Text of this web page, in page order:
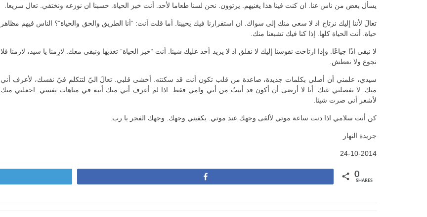
يسأل بعض من ناس عنا. ان كنت فينا هذا يغنيهم. يرتوون. نحن لسنا طعاما لأحد. أنت خبز الحياة. حسبنا ان نوزعه ونختفي. تعال سريعا.
تعالَ لأننا إليك نرتاح اذ لا سعي منك إلى سواك. ان استقرارنا فيك يحيينا. أما قلت أنت: “أنا الطريق والحق والحياة”؟ الناس فيهم مظاهر
حياة. أنت الحياة كلها. إذا كنا فيك تشبعنا منك.
لا نبقى اذًا جياعًا. وإذا ارتاحت نفوسنا إليك لا نقلق اذ لا يزيد أحد عليك شيئا. أنت “خبز الحياة” تغذيها ونبقى معك. لازِمنا يا سيد، لازمنا فلا
نجوع ولا نعطش.
سيدي، علمني أن أصلي بكلمات جديدة، صاعدة من قلب تكون أنت قد سكنته. أخشى قلبي. تعالَ اليّ لتتكلم فيّ نفسك، لأعرف أني
منك. لا تفصلني عنك. أنا لا أرضى أن أكون قد أتيتُ من أبي وامي فقط. اذا لم أعرف أني منك أتيه في متاهات نفسي. اجعلني منك
لأشعر أني صرت شيئا.
كن أنت سلامي اذا دنت ساعة موتي لألقى وجهك عند موتي. يكفيني وجهك. وجهك الفجر يا رب.
جريدة النهار
24-10-2014
0
SHARES